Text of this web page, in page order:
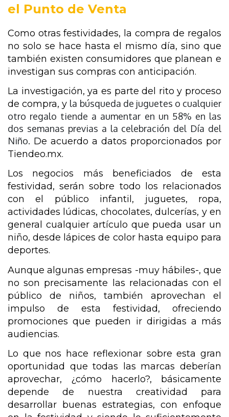
el Punto de Venta
Como otras festividades, la compra de regalos
no solo se hace hasta el mismo día, sino que
también existen consumidores que planean e
investigan sus compras con anticipación.
La investigación, ya es parte del rito y proceso
de compra, y la búsqueda de juguetes o cualquier
otro regalo tiende a aumentar en un 58% en las
dos semanas previas a la celebración del Día del
Niño. De acuerdo a datos proporcionados por
Tiendeo.mx.
Los negocios más beneficiados de esta
festividad, serán sobre todo los relacionados
con el público infantil, juguetes, ropa,
actividades lúdicas, chocolates, dulcerías, y en
general cualquier artículo que pueda usar un
niño, desde lápices de color hasta equipo para
deportes.
Aunque algunas empresas -muy hábiles-, que
no son precisamente las relacionadas con el
público de niños, también aprovechan el
impulso de esta festividad, ofreciendo
promociones que pueden ir dirigidas a más
audiencias.
Lo que nos hace reflexionar sobre esta gran
oportunidad que todas las marcas deberían
aprovechar, ¿cómo hacerlo?, básicamente
depende de nuestra creatividad para
desarrollar buenas estrategias, con enfoque